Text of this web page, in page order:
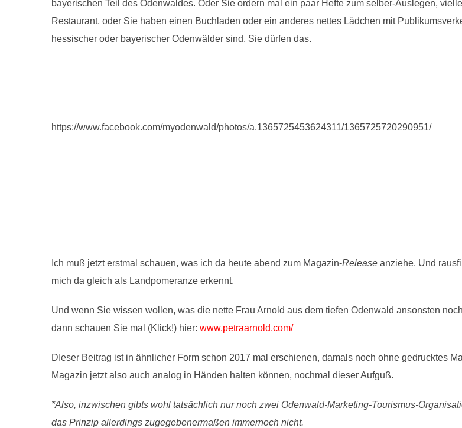
bayerischen Teil des Odenwaldes. Oder Sie ordern mal ein paar Hefte zum selber-Auslegen,
Restaurant, oder Sie haben einen Buchladen oder ein anderes nettes Lädchen mit
hessischer oder bayerischer Odenwälder sind, Sie dürfen das.
https://www.facebook.com/myodenwald/photos/a.1365725453624311/1365725720290951/
Ich muß jetzt erstmal schauen, was ich da heute abend zum Magazin-Release anziehe. Und
mich da gleich als Landpomeranze erkennt.
Und wenn Sie wissen wollen, was die nette Frau Arnold aus dem tiefen Odenwald ansonsten
dann schauen Sie mal (Klick!) hier: www.petraarnold.com/
DIeser Beitrag ist in ähnlicher Form schon 2017 mal erschienen, damals noch ohne gedrucktes
Magazin jetzt also auch analog in Händen halten können, nochmal dieser Aufguß.
*Also, inzwischen gibts wohl tatsächlich nur noch zwei Odenwald-Marketing-Tourismus-
das Prinzip allerdings zugegebenermaßen immernoch nicht.